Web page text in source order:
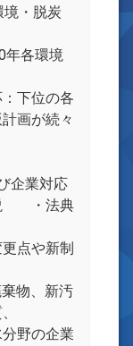
境・脱炭
年各環境
下位の各
画が続々
企業対応
説 ・法典
点や新制
物、新汚
野の企業